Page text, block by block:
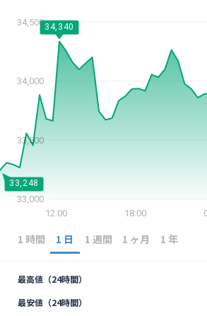
サービス一覧
チャート・相場
料金
セキュリティ
サポート
1 時間 1 日 1 週間 1 ヶ月 1 年
33,248
34,340
12:00 18:00
33,000
33,500
34,000
34,500
最高値（24時間）
最安値（24時間）